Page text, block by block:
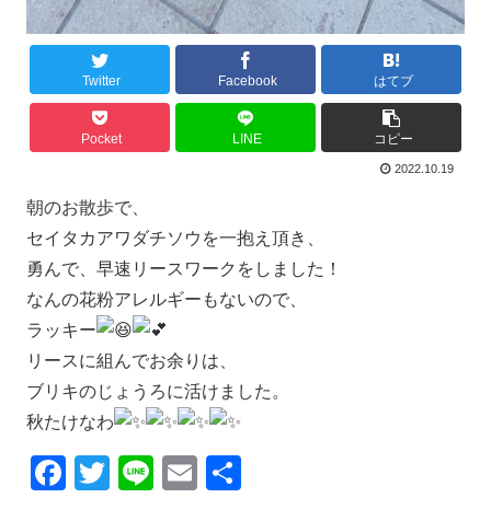
Twitter Facebook はてブ
Pocket LINE コピー
2022.10.19
朝のお散歩で、
セイタカアワダチソウを一抱え頂き、
勇んで、早速リースワークをしました！
なんの花粉アレルギーもないので、
ラッキー
リースに組んでお余りは、
ブリキのじょうろに活けました。
秋たけなわ
F
T
Li
E